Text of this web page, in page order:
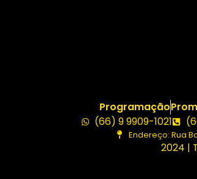
Programação
(66) 9 9909-1021
Endereço: Rua
2024 |